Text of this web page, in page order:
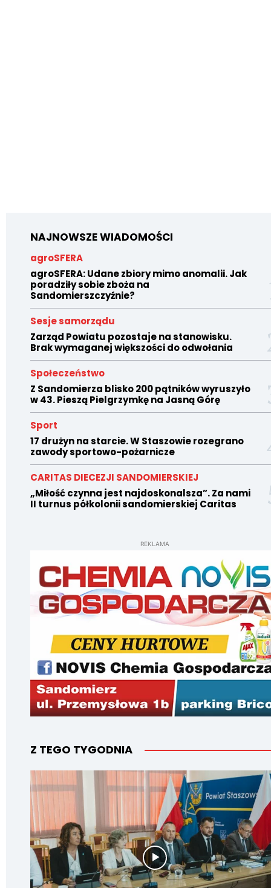
NAJNOWSZE WIADOMOŚCI
agroSFERA
agroSFERA: Udane zbiory mimo anomalii. Jak
poradziły sobie zboża na
Sandomierszczyźnie?
Sesje samorządu
Zarząd Powiatu pozostaje na stanowisku.
Brak wymaganej większości do odwołania
Społeczeństwo
Z Sandomierza blisko 200 pątników wyruszyło
w 43. Pieszą Pielgrzymkę na Jasną Górę
Sport
17 drużyn na starcie. W Staszowie rozegrano
zawody sportowo-pożarnicze
CARITAS DIECEZJI SANDOMIERSKIEJ
„Miłość czynna jest najdoskonalsza”. Za nami
II turnus półkolonii sandomierskiej Caritas
REKLAMA
Z TEGO TYGODNIA